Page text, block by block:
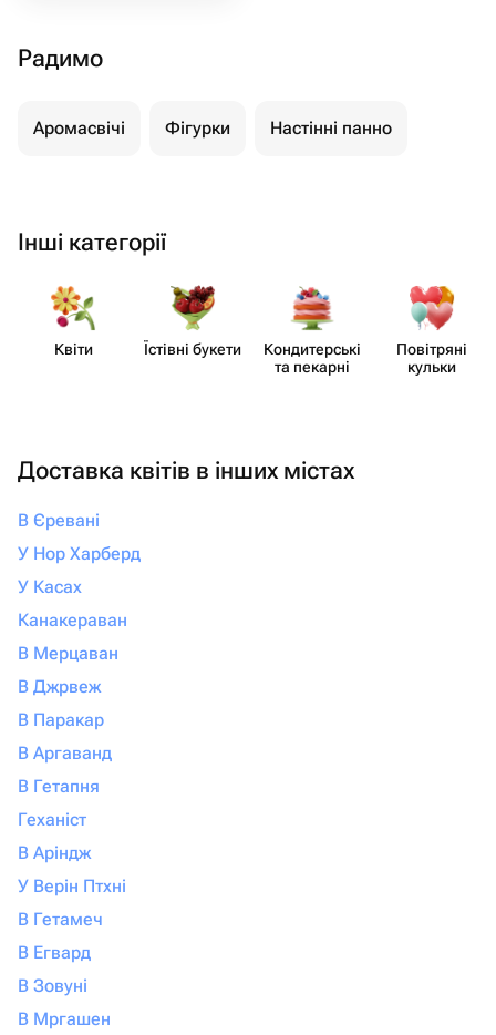
Радимо
Аромасвічі Фігурки Настінні панно
Інші категорії
Квіти Їстівні букети
Кондит​ерські
та пекарні
Повітряні
кульки
Доставка квітів в інших містах
В Єревані
У Нор Харберд
У Касах
Канакераван
В Мерцаван
В Джрвеж
В Паракар
В Аргаванд
В Гетапня
Геханіст
В Аріндж
У Верін Птхні
В Гетамеч
В Егвард
В Зовуні
В Мргашен